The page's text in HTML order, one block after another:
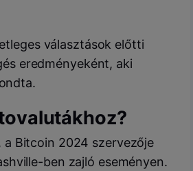
választások előtti
eredményeként, aki
a Bitcoin 2024 szervezője
ben zajló eseményen.